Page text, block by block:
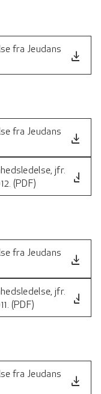
fra Jeudans
file_download
fra Jeudans
file_download
jfr.
(PDF)
file_download
fra Jeudans
file_download
jfr.
(PDF)
file_download
fra Jeudans
file_download